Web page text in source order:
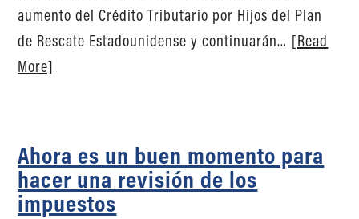
aumento del Crédito Tributario por Hijos del Plan
de Rescate Estadounidense y continuarán… [Read
More]
Ahora es un buen momento para
hacer una revisión de los
impuestos